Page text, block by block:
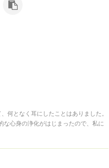
何となく耳にしたことはありました。
な心身の浄化がはじまったので、私に